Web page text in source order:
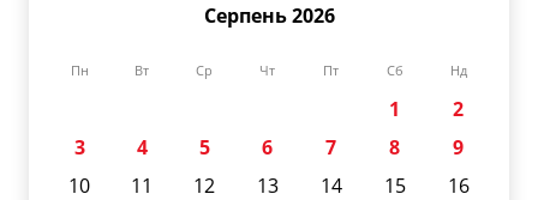
Серпень 2026
Пн Вт Ср Чт Пт Сб Нд
1
2
3
4 5 6 7 8
9
10
11 12 13 14 15
16